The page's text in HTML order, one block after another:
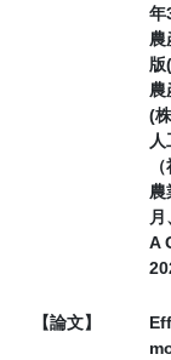
年
農
版
農
(
農
A
【論文】